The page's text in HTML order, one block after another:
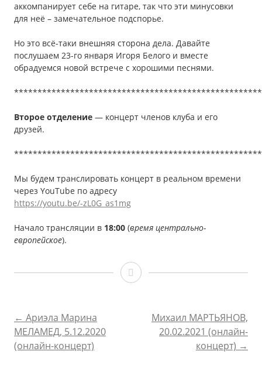
аккомпанирует себе на гитаре, так что эти минусовки
для неё – замечательное подспорье.
Но это всё-таки внешняя сторона дела. Давайте
послушаем 23-го января Игоря Белого и вместе
обрадуемся новой встрече с хорошими песнями.
Второе отделение — концерт членов клуба и его
друзей.
Мы будем транслировать концерт в реальном времени
через YouTube по адресу
https://youtu.be/-zL0G_as1mg
Начало трансляции в 18:00 (время центрально-
европейское).
Игорь
23.01.2021
(онлайн-
НАВИГАЦИЯ
ПО
← Ариэла Марина
МЕЛАМЕД, 5.12.2020
(онлайн-концерт)
Михаил МАРТЬЯНОВ,
20.02.2021 (онлайн-
концерт) →